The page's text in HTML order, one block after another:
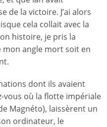
de la victoire. J’ai alors
cela collait avec la
histoire, je pris la
mon angle mort soit en
dont ils avaient
vous où la flotte impériale
Magnéto), laissèrent un
ordinateur, le